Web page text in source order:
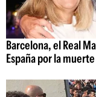
Barcelona, el Real
España por la